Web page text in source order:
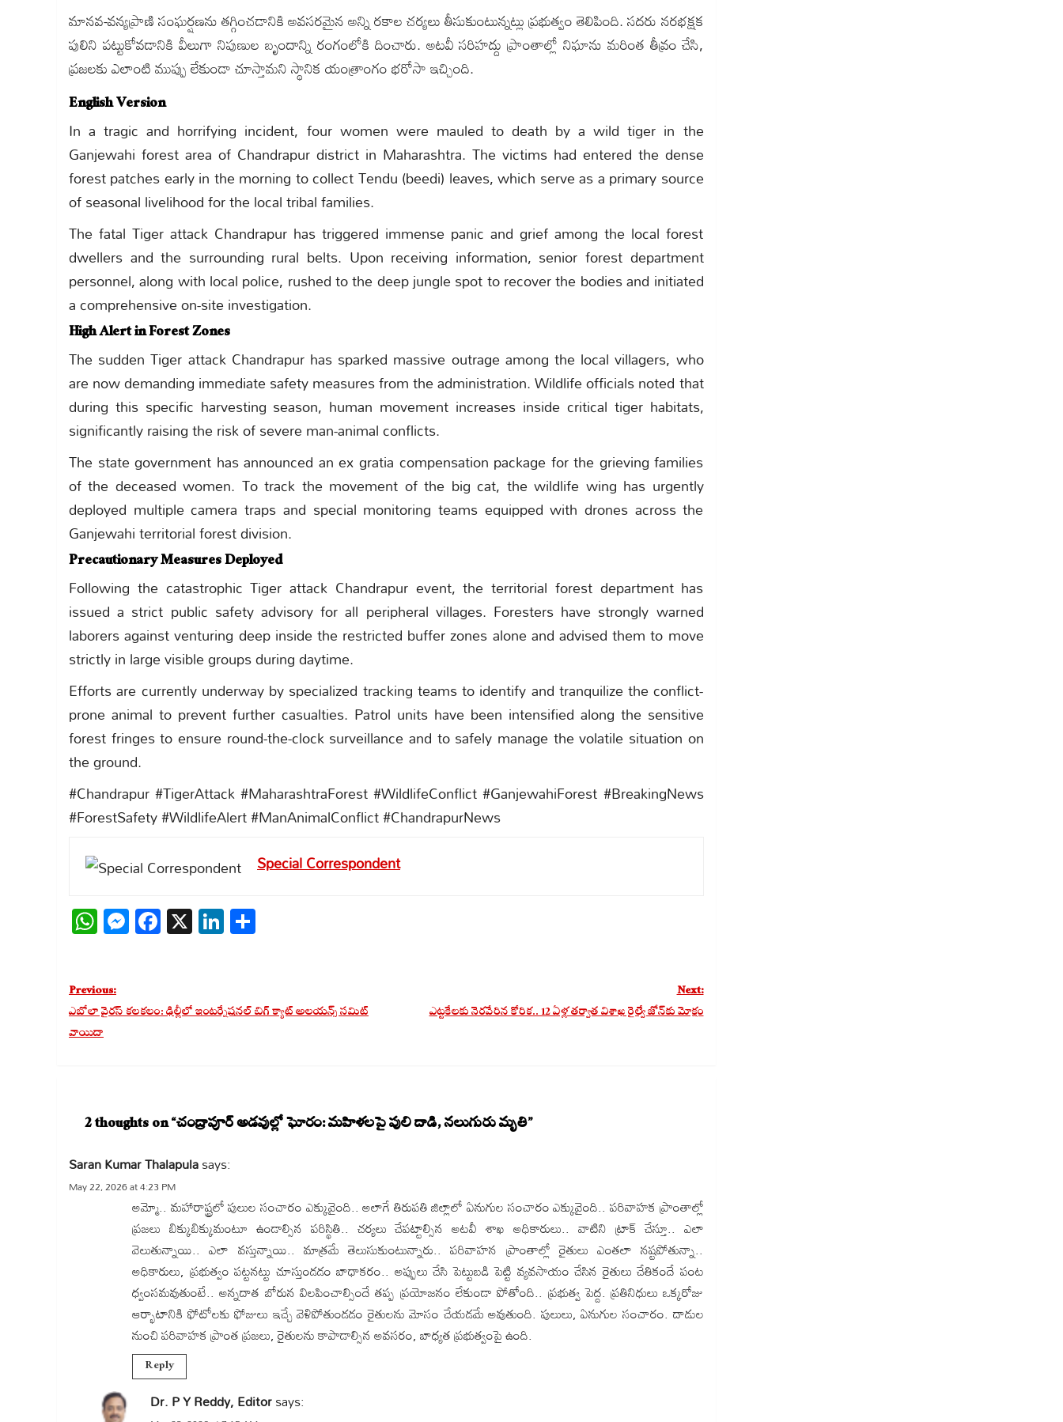
మానవ-వన్యప్రాణి సంఘర్షణను తగ్గించడానికి అవసరమైన అన్ని రకాల చర్యలు తీసుకుంటున్నట్లు ప్రభుత్వం తెలిపింది. సదరు నరభక్షక
పులిని పట్టుకోవడానికి వీలుగా నిపుణుల బృందాన్ని రంగంలోకి దించారు. అటవీ సరిహద్దు ప్రాంతాల్లో నిఘాను మరింత తీవ్రం చేసి,
ప్రజలకు ఎలాంటి ముప్పు లేకుండా చూస్తామని స్థానిక యంత్రాంగం భరోసా ఇచ్చింది.
English Version
In a tragic and horrifying incident, four women were mauled to death by a wild tiger in the
Ganjewahi forest area of Chandrapur district in Maharashtra. The victims had entered the dense
forest patches early in the morning to collect Tendu (beedi) leaves, which serve as a primary source
of seasonal livelihood for the local tribal families.
The fatal Tiger attack Chandrapur has triggered immense panic and grief among the local forest
dwellers and the surrounding rural belts. Upon receiving information, senior forest department
personnel, along with local police, rushed to the deep jungle spot to recover the bodies and initiated
a comprehensive on-site investigation.
High Alert in Forest Zones
The sudden Tiger attack Chandrapur has sparked massive outrage among the local villagers, who
are now demanding immediate safety measures from the administration. Wildlife officials noted that
during this specific harvesting season, human movement increases inside critical tiger habitats,
significantly raising the risk of severe man-animal conflicts.
The state government has announced an ex gratia compensation package for the grieving families
of the deceased women. To track the movement of the big cat, the wildlife wing has urgently
deployed multiple camera traps and special monitoring teams equipped with drones across the
Ganjewahi territorial forest division.
Precautionary Measures Deployed
Following the catastrophic Tiger attack Chandrapur event, the territorial forest department has
issued a strict public safety advisory for all peripheral villages. Foresters have strongly warned
laborers against venturing deep inside the restricted buffer zones alone and advised them to move
strictly in large visible groups during daytime.
Efforts are currently underway by specialized tracking teams to identify and tranquilize the conflict-
prone animal to prevent further casualties. Patrol units have been intensified along the sensitive
forest fringes to ensure round-the-clock surveillance and to safely manage the volatile situation on
the ground.
#Chandrapur #TigerAttack #MaharashtraForest #WildlifeConflict #GanjewahiForest #BreakingNews
#ForestSafety #WildlifeAlert #ManAnimalConflict #ChandrapurNews
Special Correspondent
WhatsApp
Messenger
Facebook
X LinkedIn
Post
navigation
Previous:
ఎబోలా వైరస్ కలకలం: ఢిల్లీలో ఇంటర్నేషనల్ బిగ్ క్యాట్ అలయన్స్ సమిట్
వాయిదా
Next:
ఎట్టకేలకు నెరవేరిన కోరిక.. 12 ఏళ్ల తర్వాత విశాఖ రైల్వే జోన్‌కు మోక్షం
2 thoughts on “చంద్రాపూర్ అడవుల్లో ఘోరం: మహిళలపై పులి దాడి, నలుగురు మృతి”
Saran Kumar Thalapulasays:
May 22, 2026 at 4:23 PM
అమ్మో.. మహారాష్ట్రలో పులుల సంచారం ఎక్కువైంది.. అలాగే తిరుపతి జిల్లాలో ఏనుగుల సంచారం ఎక్కువైంది.. పరివాహక ప్రాంతాల్లో
ప్రజలు బిక్కుబిక్కుమంటూ ఉండాల్సిన పరిస్థితి.. చర్యలు చేపట్టాల్సిన అటవీ శాఖ అధికారులు.. వాటిని ట్రాక్ చేస్తూ.. ఎలా
వెలుతున్నాయి.. ఎలా వస్తున్నాయి.. మాత్రమే తెలుసుకుంటున్నారు.. పరివాహన ప్రాంతాల్లో రైతులు ఎంతలా నష్టపోతున్నా..
అధికారులు, ప్రభుత్వం పట్టనట్టు చూస్తుండడం బాధాకరం.. అప్పులు చేసి పెట్టుబడి పెట్టి వ్యవసాయం చేసిన రైతులు చేతికందే పంట
ధ్వంసమవుతుంటే.. అన్నదాత బోరున విలపించాల్సిందే తప్ప ప్రయోజనం లేకుండా పోతోంది.. ప్రభుత్వ పెద్ద. ప్రతినిధులు ఒక్కరోజు
ఆర్భాటానికి ఫోటోలకు ఫోజులు ఇచ్చే వెళిపోతుండడం రైతులను మోసం చేయడమే అవుతుంది. పులులు, ఏనుగుల సంచారం. దాడుల
నుంచి పరివాహక ప్రాంత ప్రజలు, రైతులను కాపాడాల్సిన అవసరం, బాధ్యత ప్రభుత్వంపై ఉంది.
Reply
Dr. P Y Reddy, Editorsays: